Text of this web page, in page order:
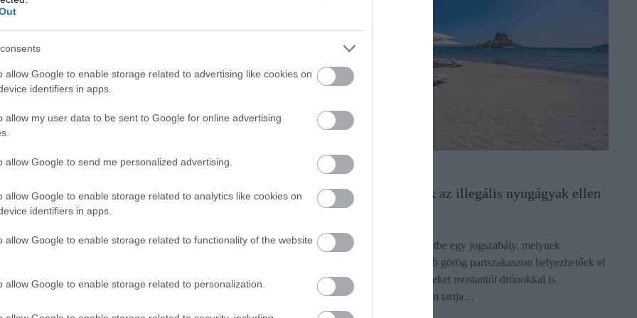
allow Google to enable storage related to advertising like cookies on
identifiers in apps.
allow my user data to be sent to Google for online advertising
allow Google to send me personalized advertising.
allow Google to enable storage related to analytics like cookies on
identifiers in apps.
allow Google to enable storage related to functionality of the website
allow Google to enable storage related to personalization.
„kerékpáros csobbanójegyet” is lehet váltani. Két órán át lehet
VILÁG
Drónokkal küzdenek az illegális nyugágyak ellen
Még márciusban lépett életbe egy jogszabály, melynek
értelmében egyre kevesebb görög partszakaszon helyezhetőek el
nyugágyak. Az üdülőhelyeket mostantól drónokkal is
megfigyelik, aki pedig nem tartja…